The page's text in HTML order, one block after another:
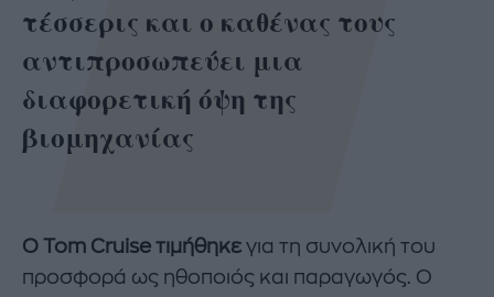
τέσσερις και ο καθένας τους
αντιπροσωπεύει μια
διαφορετική όψη της
βιομηχανίας
Ο Tom Cruise τιμήθηκε για τη συνολική του
προσφορά ως ηθοποιός και παραγωγός. Ο